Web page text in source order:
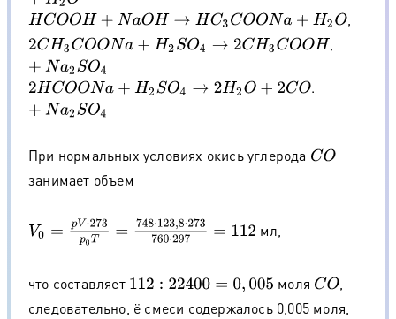
HCOOH+NaOH →HC3COON a+H2O
,
2CH3COONa+H2S O4 →2CH3C OOH+Na2SO4 ,
2HCOONa+H2SO 4→2H2O+ 2CO+Na2SO4 .
При нормальных условиях окись углерода CO
занимает объем
V0 pV 273p0T =748⋅123,8⋅273760⋅ 297= 112
мл,
что составляет 112: 22400=0,005 моля CO
следовательно, ё смеси содержалось 0,005 моля,